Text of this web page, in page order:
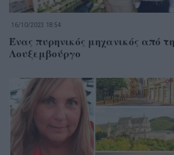
16/10/2023 18:54
Ένας πυρηνικός μηχανικός από
Λουξεμβούργο